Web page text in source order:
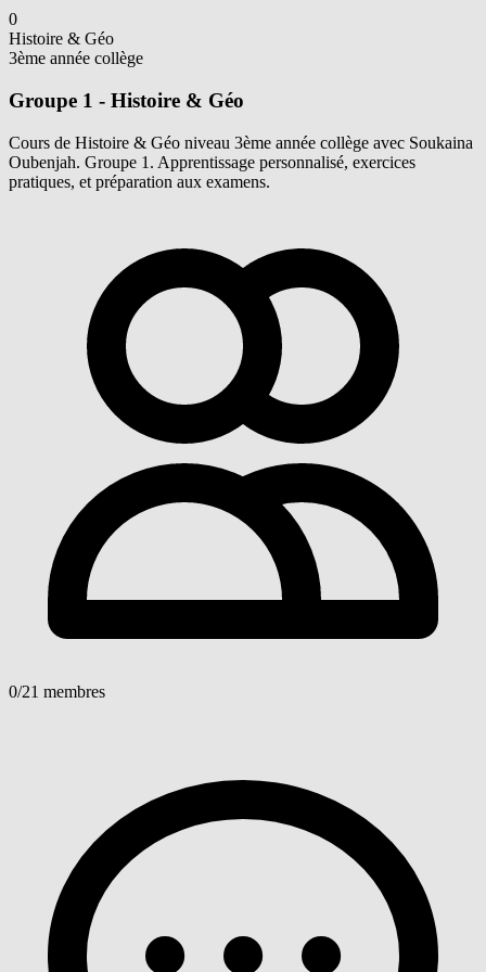
0
Histoire & Géo
3ème année collège
Groupe 1 - Histoire & Géo
Cours de Histoire & Géo niveau 3ème année collège avec Soukaina
Oubenjah. Groupe 1. Apprentissage personnalisé, exercices
pratiques, et préparation aux examens.
0/21 membres